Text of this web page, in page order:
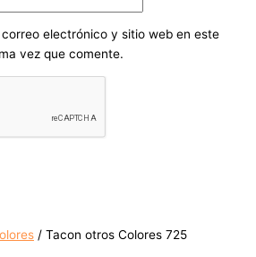
electrónico y sitio web en este
vez que comente.
/ Tacon otros Colores 725